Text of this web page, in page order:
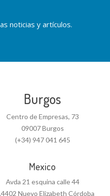
noticias y artículos.
Burgos
Centro de Empresas, 73
09007 Burgos
(+34) 947 041 645
Mexico
Avda 21 esquina calle 44
Nuevo Elizabeth Córdoba